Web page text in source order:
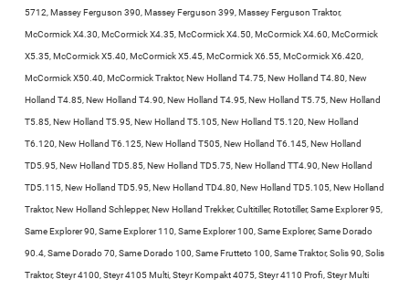
5712, Massey Ferguson 390, Massey Ferguson 399, Massey Ferguson Traktor,
McCormick X4.30, McCormick X4.35, McCormick X4.50, McCormick X4.60, McCormick
X5.35, McCormick X5.40, McCormick X5.45, McCormick X6.55, McCormick X6.420,
McCormick X50.40, McCormick Traktor, New Holland T4.75, New Holland T4.80, New
Holland T4.85, New Holland T4.90, New Holland T4.95, New Holland T5.75, New Holland
T5.85, New Holland T5.95, New Holland T5.105, New Holland T5.120, New Holland
T6.120, New Holland T6.125, New Holland T505, New Holland T6.145, New Holland
TD5.95, New Holland TD5.85, New Holland TD5.75, New Holland TT4.90, New Holland
TD5.115, New Holland TD5.95, New Holland TD4.80, New Holland TD5.105, New Holland
Traktor, New Holland Schlepper, New Holland Trekker, Cultitiller, Rototiller, Same Explorer 95,
Same Explorer 90, Same Explorer 110, Same Explorer 100, Same Explorer, Same Dorado
90.4, Same Dorado 70, Same Dorado 100, Same Frutteto 100, Same Traktor, Solis 90, Solis
Traktor, Steyr 4100, Steyr 4105 Multi, Steyr Kompakt 4075, Steyr 4110 Profi, Steyr Multi